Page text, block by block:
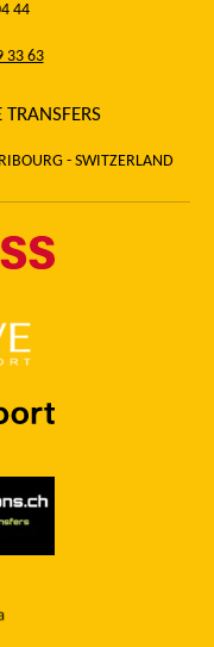
44
33 63
TRANSFERS
- SWITZERLAND